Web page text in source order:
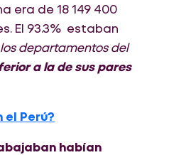
era de 18 149 400
El 93.3% estaban
los departamentos del
a la de sus pares
el Perú?
habían